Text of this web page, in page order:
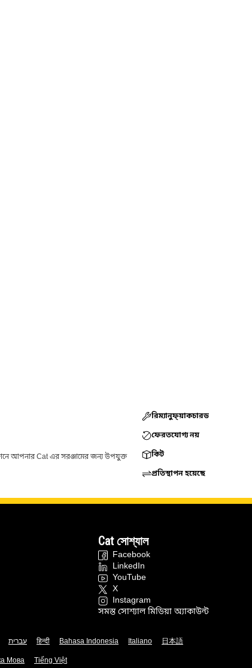
আপনার Cat এর সরঞ্জামের জন্য উপযুক্ত
রিম্যানুফ্য়াকচারড
ফেরতযোগ্য নয়
কিট
প্রতিস্থাপন হয়েছে
Cat সোশ্যাল
Facebook
LinkedIn
YouTube
X
Instagram
সমস্ত সোশ্যাল মিডিয়া অ্যাকাউন্ট
עברית हिन्दी Bahasa Indonesia Italiano
日本語
Мова Tiếng Việt